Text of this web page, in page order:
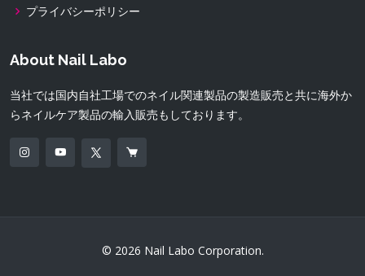
プライバシーポリシー
About Nail Labo
当社では国内自社工場でのネイル関連製品の製造販売と共に海外か
らネイルケア製品の輸入販売もしております。
© 2026 Nail Labo Corporation.